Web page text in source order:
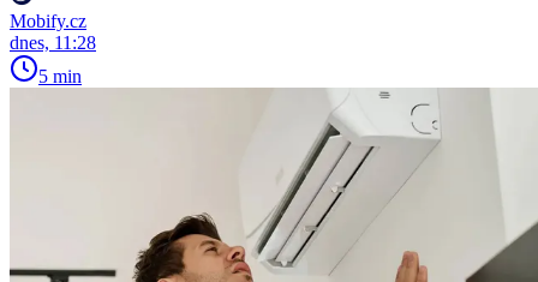
Mobify.cz
dnes, 11:28
5 min